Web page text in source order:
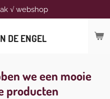
DE ENGEL
√ webshop
we een mooie
producten